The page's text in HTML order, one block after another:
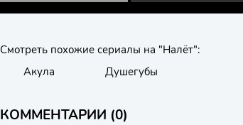
Смотреть похожие сериалы на "Налёт":
Акула
Душегубы
КОММЕНТАРИИ (0)